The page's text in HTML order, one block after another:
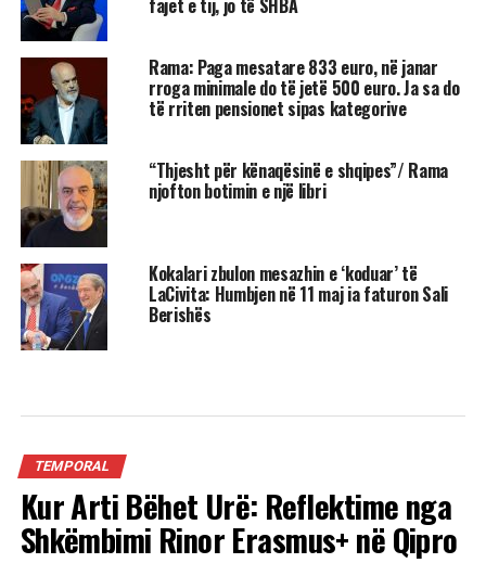
Rama: Paga mesatare 833 euro, në janar
rroga minimale do të jetë 500 euro. Ja sa do
të rriten pensionet sipas kategorive
“Thjesht për kënaqësinë e shqipes”/ Rama
njofton botimin e një libri
Kokalari zbulon mesazhin e ‘koduar’ të
LaCivita: Humbjen në 11 maj ia faturon Sali
Berishës
TEMPORAL
Kur Arti Bëhet Urë: Reflektime nga
Shkëmbimi Rinor Erasmus+ në Qipro